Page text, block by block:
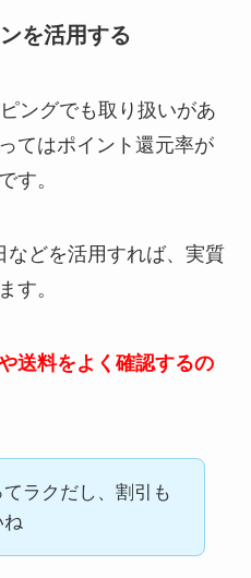
を活用する
ングでも取り扱いがあ
てはポイント還元率が
す。
などを活用すれば、実質
す。
送料をよく確認するの
ラクだし、割引も
ね